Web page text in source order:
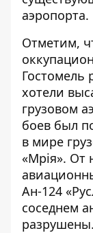
аэропорта.
Отметим,
Гостомель
хотели
грузовом
боев был
в мире
«Мрія». От
Ан-124
соседнем
разрушены.